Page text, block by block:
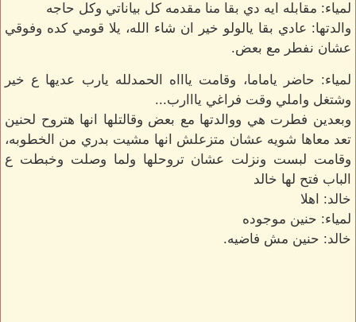
لمياء: مقابله ايه دي بقا منا مقدمه كل بياناتي وكل حاجه
والدتها: عادي بقا يالولو خير ان شاء الله، يلا قومي كده وفوقي
عشان نفطر مع بعض.
لمياء: حاضر ياماما، وقامت ياااه الحمدلله يارب عديها ع خير
وشتغل واملي وقت فراغي يااارب...
وبعدين فطرت هي ووالدتها مع بعض وقالتلها انها هتروح لحنين
تعد معاها شويه عشان متزعلش انها مشيت بدري من الخطوبه،
وقامت لبست ونزلت عشان تروحلها ولما وصلت وخبطت ع
الباب فتح لها خالد
خالد: اهلا
لمياء: حنين موجوده
خالد: حنين مش فاضيه.